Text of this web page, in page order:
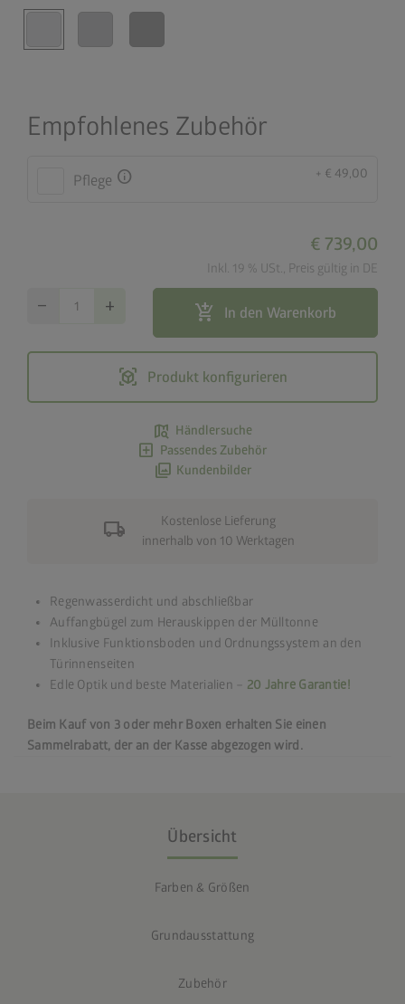
Empfohlenes Zubehör
Pflege info + € 49,00
€ 739,00
Inkl. 19 % USt., Preis gültig in DE
remove add add_shopping_cart In den Warenkorb
view_in_ar Produkt konfigurieren
map_search Händlersuche
add_box Passendes Zubehör
photo_library Kundenbilder
local_shipping
Kostenlose Lieferung
innerhalb von 10 Werktagen
Regenwasserdicht und abschließbar
Auffangbügel zum Herauskippen der Mülltonne
Inklusive Funktionsboden und Ordnungssystem an den
Türinnenseiten
Edle Optik und beste Materialien – 20 Jahre Garantie!
Beim Kauf von 3 oder mehr Boxen erhalten Sie einen
Sammelrabatt, der an der Kasse abgezogen wird.
Übersicht
Farben & Größen
Grundausstattung
Zubehör